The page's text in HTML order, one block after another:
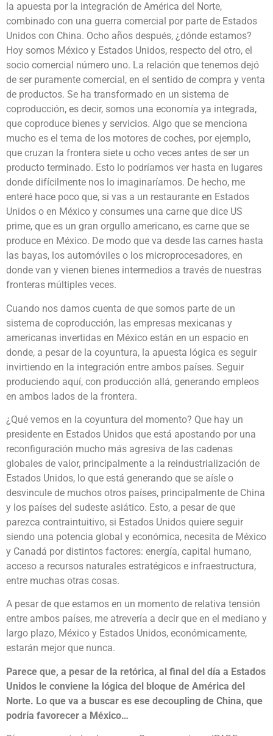
la apuesta por la integración de América del Norte,
combinado con una guerra comercial por parte de Estados
Unidos con China. Ocho años después, ¿dónde estamos?
Hoy somos México y Estados Unidos, respecto del otro, el
socio comercial número uno. La relación que tenemos dejó
de ser puramente comercial, en el sentido de compra y venta
de productos. Se ha transformado en un sistema de
coproducción, es decir, somos una economía ya integrada,
que coproduce bienes y servicios. Algo que se menciona
mucho es el tema de los motores de coches, por ejemplo,
que cruzan la frontera siete u ocho veces antes de ser un
producto terminado. Esto lo podríamos ver hasta en lugares
donde difícilmente nos lo imaginaríamos. De hecho, me
enteré hace poco que, si vas a un restaurante en Estados
Unidos o en México y consumes una carne que dice US
prime, que es un gran orgullo americano, es carne que se
produce en México. De modo que va desde las carnes hasta
las bayas, los automóviles o los microprocesadores, en
donde van y vienen bienes intermedios a través de nuestras
fronteras múltiples veces.
Cuando nos damos cuenta de que somos parte de un
sistema de coproducción, las empresas mexicanas y
americanas invertidas en México están en un espacio en
donde, a pesar de la coyuntura, la apuesta lógica es seguir
invirtiendo en la integración entre ambos países. Seguir
produciendo aquí, con producción allá, generando empleos
en ambos lados de la frontera.
¿Qué vemos en la coyuntura del momento? Que hay un
presidente en Estados Unidos que está apostando por una
reconfiguración mucho más agresiva de las cadenas
globales de valor, principalmente a la reindustrialización de
Estados Unidos, lo que está generando que se aísle o
desvincule de muchos otros países, principalmente de China
y los países del sudeste asiático. Esto, a pesar de que
parezca contraintuitivo, si Estados Unidos quiere seguir
siendo una potencia global y económica, necesita de México
y Canadá por distintos factores: energía, capital humano,
acceso a recursos naturales estratégicos e infraestructura,
entre muchas otras cosas.
A pesar de que estamos en un momento de relativa tensión
entre ambos países, me atrevería a decir que en el mediano y
largo plazo, México y Estados Unidos, económicamente,
estarán mejor que nunca.
Parece que, a pesar de la retórica, al final del día a Estados
Unidos le conviene la lógica del bloque de América del
Norte. Lo que va a buscar es ese decoupling de China, que
podría favorecer a México…